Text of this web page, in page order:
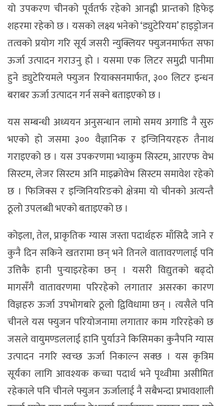
यो उपकरण चीनको पूर्वतर्फ रहेको आनह्वी प्रान्तको हिफेइ
शहरमा रहेको छ । यसको लक्ष्य भनेको ‘ड्युटेरियम’ हाइड्रोजन
तत्वको प्रयोग गरि सूर्य जसरी न्युक्लियर फ्युजनमार्फत सफा
ऊर्जा उत्पादन गराउनु हो । यसमा एक लिटर समुद्री पानीमा
हुने ड्युटेरियमले फ्युजन रियाक्सनमार्फत, ३०० लिटर इन्धन
बराबर ऊर्जा उत्पादन गर्न सक्ने बताइएको छ ।
यस सम्बन्धी अध्ययन अनुसन्धान लामो समय अगाडि नै सुरु
भएको हो जसमा ३०० वैज्ञानिक र इन्जिनियरहरु तैनाथ
गराइएको छ । यस उपकरणमा भ्याकुम सिस्टम, आरएफ वेभ
सिस्टम, लेजर सिस्टम अनि माइक्रोवेभ सिस्टम समावेश रहेको
छ । फिजिक्स र इन्जिनियरिङको क्षेत्रमा यो चीनको अत्यन्तै
ठूलो उपलब्धी भएको बताइएको छ ।
कोइला, तेल, प्राकृतिक ग्यास जस्ता पदार्थहरु माँसिदै जाने र
कुनै दिन सकिने खतरामा छन् भने तिनले वातावरणलाई पनि
उत्तिकै हानी पुर्‍याइरहेका छन् । यसरी विद्युतको बढ्दो
मागसँगै वातावरणमा परिरहेको लगातार असरका कारण
विज्ञहरु ऊर्जा उपभोगबारे ठूलो द्विविधामा छन् । त्यसैले पनि
चीनले यस फ्युजन परियोजनामा लगातार काम गरिरहेको छ
जसले वायुमण्डललाई हानि पुर्याउने किसिमका कुनैपनि ग्यास
उत्पादन नगरि स्वच्छ ऊर्जा निकाल्न सक्छ । यस कृत्रिम
सूर्यका लागि आवश्यक कच्चा पदार्थ भने पृथ्वीमा असीमित
रहेकाले पनि चीनले फ्युजन ऊर्जालाई नै सबैभन्दा प्रभावशाली